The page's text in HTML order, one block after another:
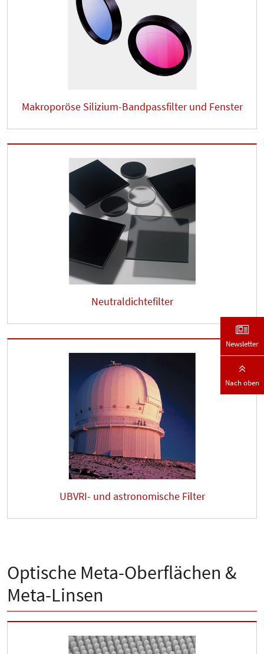
Makroporöse Silizium-Bandpassfilter und Fenster
Neutraldichtefilter
UBVRI- und astronomische Filter
Optische Meta-Oberflächen &
Meta-Linsen
Newsletter
Nach oben